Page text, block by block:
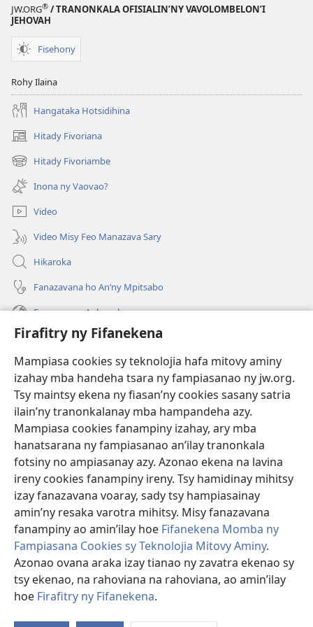
Firafitry ny Fifanekena
Mampiasa cookies sy teknolojia hafa mitovy aminy
izahay mba handeha tsara ny fampiasanao ny jw.org.
Tsy maintsy ekena ny fiasan’ny cookies sasany satria
ilain’ny tranonkalanay mba hampandeha azy.
Mampiasa cookies fanampiny izahay, ary mba
hanatsarana ny fampiasanao an’ilay tranonkala
fotsiny no ampiasanay azy. Azonao ekena na lavina
ireny cookies fanampiny ireny. Tsy hamidinay mihitsy
izay fanazavana voaray, sady tsy hampiasainay
amin’ny resaka varotra mihitsy. Misy fanazavana
fanampiny ao amin’ilay hoe Fifanekena Momba ny
Fampiasana Cookies sy Teknolojia Mitovy Aminy.
Azonao ovana araka izay tianao ny zavatra ekenao sy
tsy ekenao, na rahoviana na rahoviana, ao amin’ilay
hoe Firafitry ny Fifanekena.
JW.ORG® / TRANONKALA OFISIALIN’NY VAVOLOMBELON’I
JEHOVAH
Fisehony
Rohy Ilaina
Hangataka Hotsidihina
Hitady Fivoriana
(manokatra
rohy) Hitady Fivoriambe
(manokatra
rohy) Inona ny Vaovao?
Video
Video Misy Feo Manazava Sary
Hikaroka
Fanazavana ho An’ny Mpitsabo
Fanazavana Ankapobeny
Fanampiana
Fanomezana
(manokatra
rohy)
FITEHIRIZAM-BOKIN’NY Vavolombelon’i Jehovah
(manokatra
rohy)
JW Hub
(manokatra
rohy)
JW Library
Watchtower Library ®
Copyright© 2026 Watch Tower Bible and Tract Society of Pennsylvania.
FIFANEKENA| FIFANEKENA MOMBA NY TSIAMBARATELO
NY FIFANEKENA